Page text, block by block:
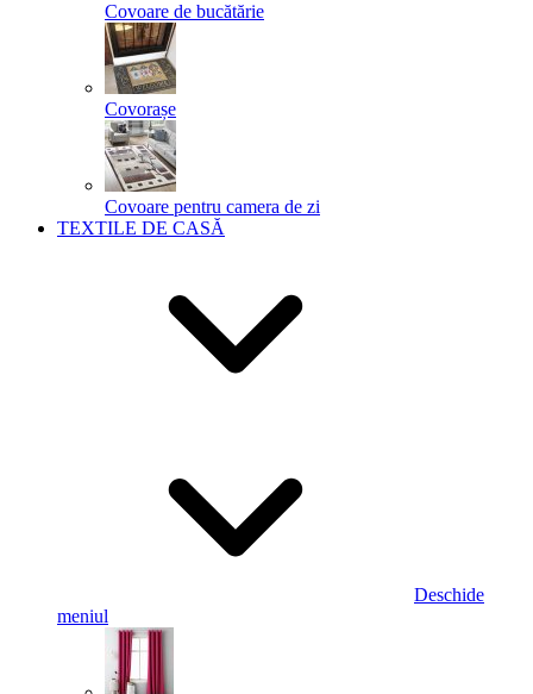
Covoare de bucătărie
Covorașe
Covoare pentru camera de zi
TEXTILE DE CASĂ
Deschide
meniul